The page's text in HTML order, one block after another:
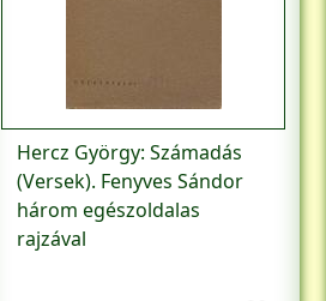
Hercz György: Számadás
(Versek). Fenyves Sándor
három egészoldalas
rajzával